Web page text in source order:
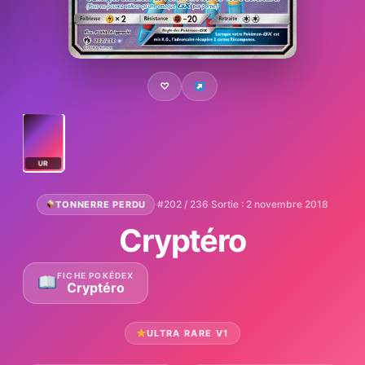
♡
UR
TONNERRE PERDU ·#202 / 236·Sortie : 2 novembre 2018
Cryptéro
FICHE POKÉDEX
Cryptéro
ULTRA RARE V1